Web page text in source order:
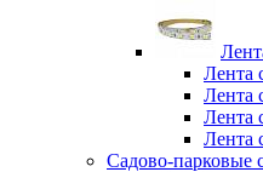
Лента
Лента
Лента
Лента
Садово-парковые